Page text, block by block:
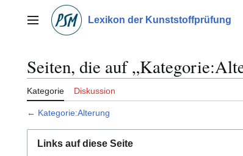
springenHauptmenü Lexikon der Kunststoffprüfung
Seiten, die auf
Kategorie Diskussion
← Kategorie:Alterung
Links auf diese Seite